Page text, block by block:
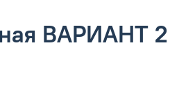
ВАРИАНТ 2